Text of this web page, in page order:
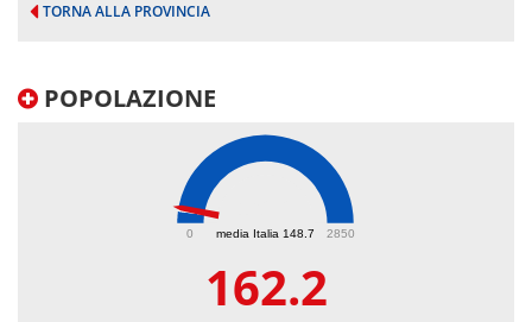
TORNA ALLA PROVINCIA
POPOLAZIONE
media Italia 148.7
0 2850
162.2